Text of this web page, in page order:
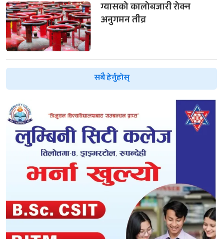
ग्यासको कालोबजारी रोक्न
अनुगमन तीव्र
सबै हेर्नुहोस्